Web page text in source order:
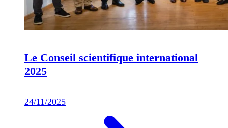
Le Conseil scientifique international
2025
24/11/2025